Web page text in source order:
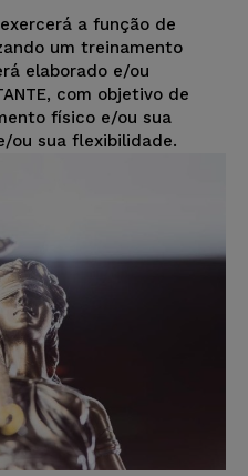
exercerá a função de
um treinamento
elaborado e/ou
com objetivo de
físico e/ou sua
ou sua flexibilidade.